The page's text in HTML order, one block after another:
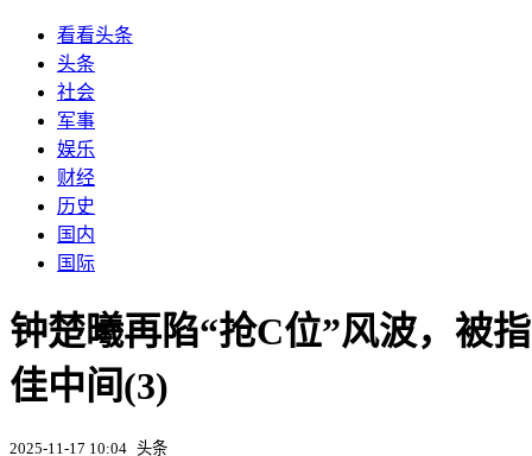
看看头条
头条
社会
军事
娱乐
财经
历史
国内
国际
钟楚曦再陷“抢C位”风波，被
佳中间(3)
2025-11-17 10:04 头条